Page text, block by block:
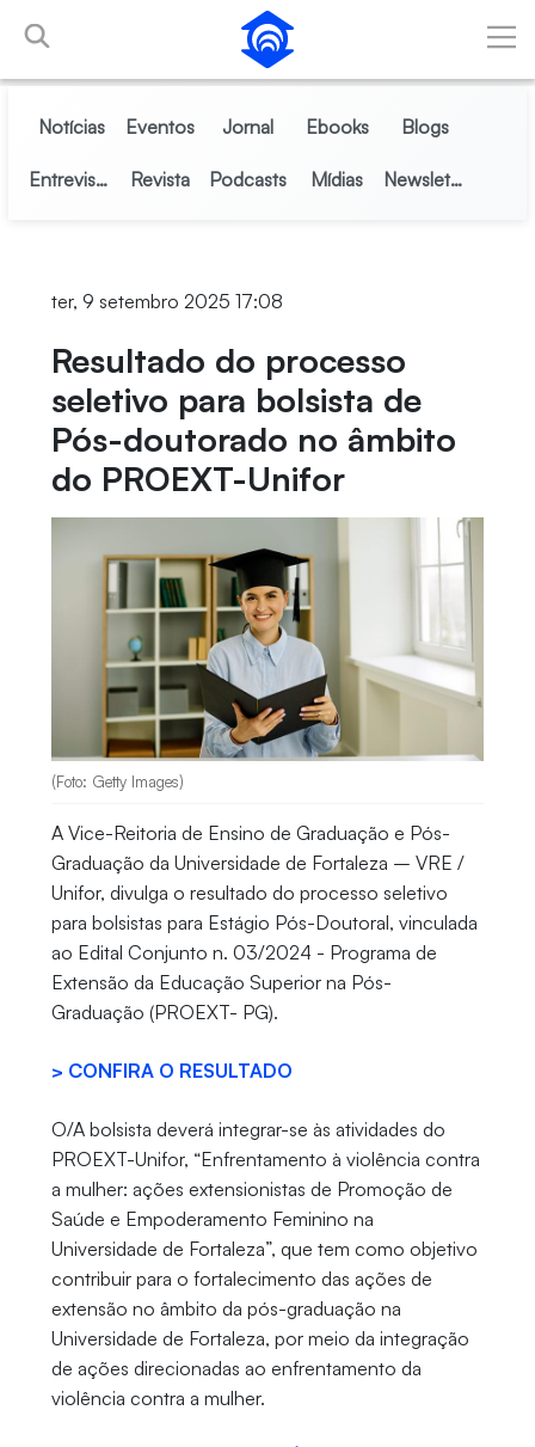
Pular para o Conteúdo principal
Notícias Eventos Jornal Ebooks Blogs
Entrevistas Revista Podcasts Mídias Newsletter
ter, 9 setembro 2025 17:08
Resultado do processo
seletivo para bolsista de
Pós-doutorado no âmbito
do PROEXT-Unifor
(Foto: Getty Images)
A Vice-Reitoria de Ensino de Graduação e Pós-
Graduação da Universidade de Fortaleza – VRE /
Unifor, divulga o resultado do processo seletivo
para bolsistas para Estágio Pós-Doutoral, vinculada
ao Edital Conjunto n. 03/2024 - Programa de
Extensão da Educação Superior na Pós-
Graduação (PROEXT- PG).
> CONFIRA O RESULTADO
O/A bolsista deverá integrar-se às atividades do
PROEXT-Unifor, “Enfrentamento à violência contra
a mulher: ações extensionistas de Promoção de
Saúde e Empoderamento Feminino na
Universidade de Fortaleza”, que tem como objetivo
contribuir para o fortalecimento das ações de
extensão no âmbito da pós-graduação na
Universidade de Fortaleza, por meio da integração
de ações direcionadas ao enfrentamento da
violência contra a mulher.